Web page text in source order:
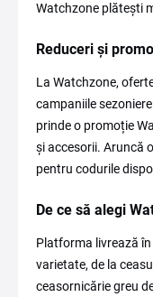
Watchzone plătești
Reduceri și
La Watchzone,
campaniile
prinde o promoție
și accesorii. Aruncă
pentru codurile
De ce să alegi
Platforma livrează
varietate, de la
ceasornicărie greu